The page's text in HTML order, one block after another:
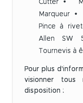
Cutter
Marqueur
Pince à
Allen SW
Tournevis à
Pour plus
visionner tous
disposition :